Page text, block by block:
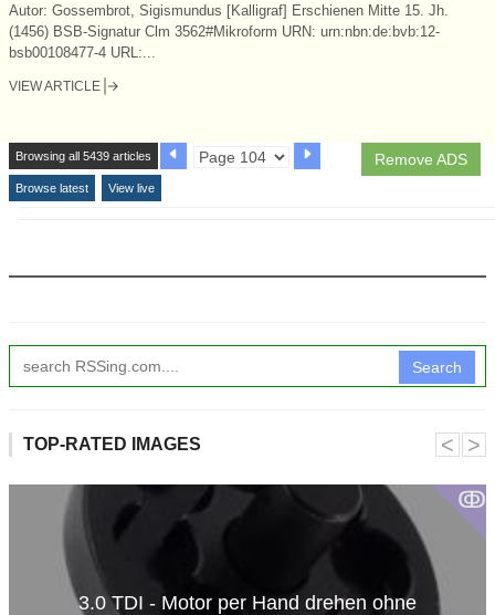
Autor: Gossembrot, Sigismundus [Kalligraf] Erschienen Mitte 15. Jh.
(1456) BSB-Signatur Clm 3562#Mikroform URN: urn:nbn:de:bvb:12-
bsb00108477-4 URL:...
VIEW ARTICLE
Remove ADS
Browsing all 5439 articles
Browse latest View live
Search
TOP-RATED IMAGES
ↂ
3.0 TDI - Motor per Hand drehen ohne
˂ ˃